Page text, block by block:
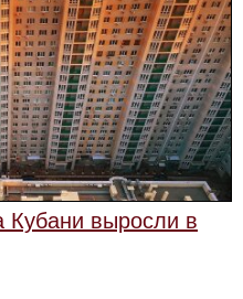
Кубани выросли в